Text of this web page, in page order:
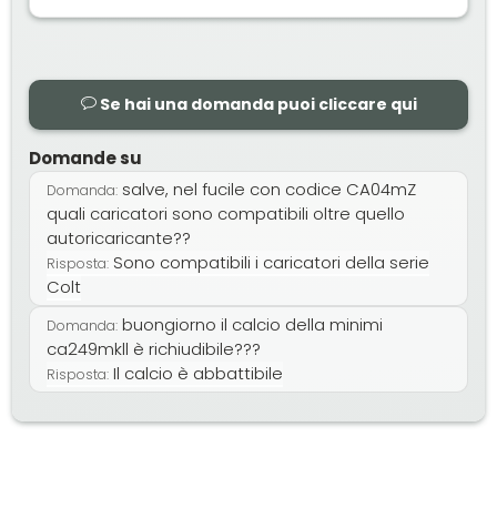
Se hai una domanda puoi cliccare qui
Domande su
Domanda: salve, nel fucile con codice CA04mZ
quali caricatori sono compatibili oltre quello
autoricaricante??
Risposta: Sono compatibili i caricatori della serie
Colt
Domanda: buongiorno il calcio della minimi
ca249mkll è richiudibile???
Risposta: Il calcio è abbattibile